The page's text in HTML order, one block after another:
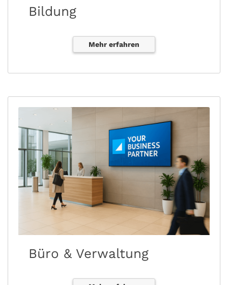
Bildung
Mehr erfahren
Büro & Verwaltung